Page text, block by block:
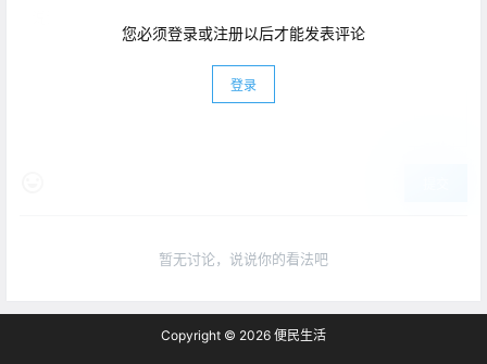
您必须登录或注册以后才能发表评论
登录
暂无讨论，说说你的看法吧
Copyright © 2026 便民生活